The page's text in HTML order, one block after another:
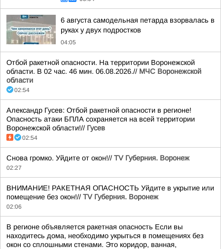
6 августа самодельная петарда взорвалась в
руках у двух подростков
04:05
Отбой ракетной опасности. На территории Воронежской
области. В 02 час. 46 мин. 06.08.2026.// МЧС Воронежской
области
02:54
Александр Гусев: Отбой ракетной опасности в регионе!
Опасность атаки БПЛА сохраняется на всей территории
Воронежской области!// Гусев
02:54
Снова громко. Уйдите от окон!// TV Губерния. Воронеж
02:27
ВНИМАНИЕ! РАКЕТНАЯ ОПАСНОСТЬ Уйдите в укрытие или
помещение без окон!// TV Губерния. Воронеж
02:06
В регионе объявляется ракетная опасность Если вы
находитесь дома, необходимо укрыться в помещениях без
окон со сплошными стенами. Это коридор, ванная,